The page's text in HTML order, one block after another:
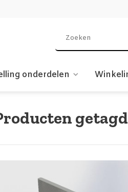
onderdelen